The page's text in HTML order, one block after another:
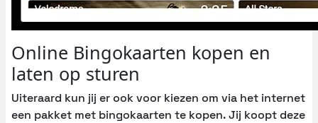
Online Bingokaarten kopen en
laten op sturen
Uiteraard kun jij er ook voor kiezen om via het internet
een pakket met bingokaarten te kopen. Jij koopt deze